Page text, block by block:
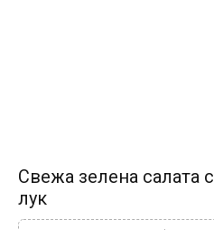
Свежа зелена салата
лук